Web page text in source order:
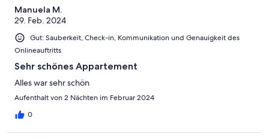
Manuela M.
29. Feb. 2024
Gut: Sauberkeit, Check-in, Kommunikation und Genauigkeit des
Onlineauftritts
Sehr schönes Appartement
Alles war sehr schön
Aufenthalt von 2 Nächten im Februar 2024
0